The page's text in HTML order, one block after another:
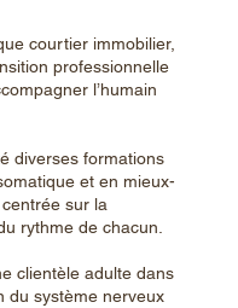
courtier immobilier,
professionnelle
l’humain
diverses formations
et en mieux-
sur la
rythme de chacun.
clientèle adulte dans
du système nerveux